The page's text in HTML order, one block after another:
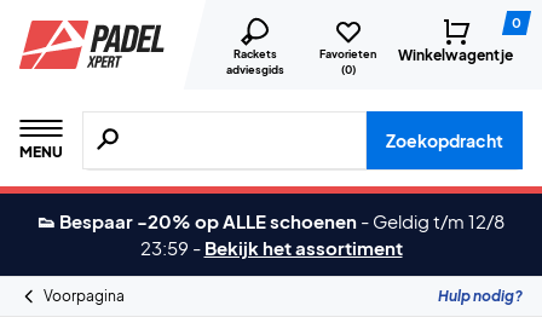
Rackets
adviesgids
Favorieten
(0)
0
Winkelwagentje
MENU
Zoeken naar producten, merken etc.
Zoekopdracht
👟 Bespaar -20% op ALLE schoenen - Geldig t/m 12/8
23:59 - Bekijk het assortiment
Voorpagina Hulp nodig?